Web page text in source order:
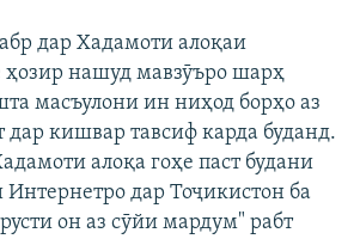
дар Хадамоти алоқаи
ҳозир нашуд мавзӯъро шарҳ
масъулони ин ниҳод борҳо аз
дар кишвар тавсиф карда буданд.
алоқа гоҳе паст будани
Интернетро дар Тоҷикистон ба
он аз сӯйи мардум" рабт